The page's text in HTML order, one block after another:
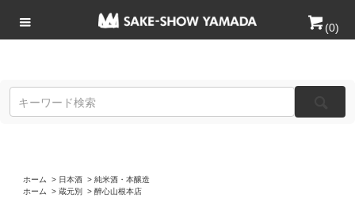
(0)
ホーム > 日本酒 > 純米酒・本醸造
ホーム
> 蔵元別 > 醉心山根本店